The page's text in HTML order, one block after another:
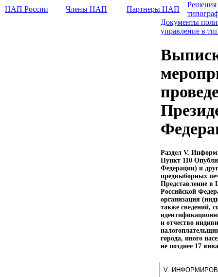
НАП России Члены НАП Партнеры НАП
Решения
Документы
управление в
Раздел V.
Пункт 110
Федерации) и
предвыборных
Представление в
Российской
организация
также сведений,
и отчество
города, иного
не позднее 17
V.